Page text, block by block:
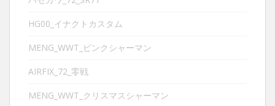
HG00_イナクトカスタム
MENG_WWT_ピンクシャーマン
AIRFIX_72_零戦
MENG_WWT_クリスマスシャーマン